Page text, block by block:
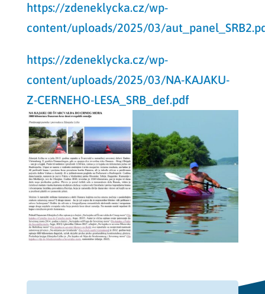
https://zdeneklycka.cz/wp-
content/uploads/2025/03/
https://zdeneklycka.cz/wp-
content/uploads/2025/03/NA-KAJAKU-
Z-CERNEHO-LESA_SRB_def.pdf